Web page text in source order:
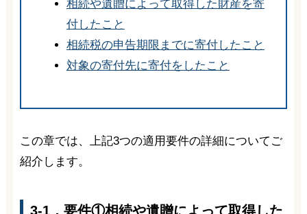
相続や遺贈によって取得した財産を寄
付したこと
相続税の申告期限までに寄付したこと
対象の寄付先に寄付をしたこと
この章では、上記3つの適用要件の詳細についてご
紹介します。
3-1．要件①相続や遺贈によって取得した